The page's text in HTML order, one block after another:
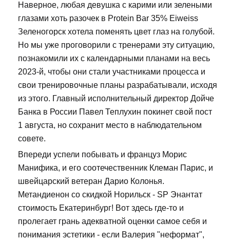
Наверное, любая девушка с карими или зелеными
глазами хоть разочек в Protein Bar 35% Eiweiss
Зеленогорск хотела поменять цвет глаз на голубой.
Но мы уже проговорили с тренерами эту ситуацию,
познакомили их с календарными планами на весь
2023-й, чтобы они стали участниками процесса и
свои тренировочные планы разрабатывали, исходя
из этого. Главный исполнительный директор Дойче
Банка в России Павел Теплухин покинет свой пост
1 августа, но сохранит место в наблюдательном
совете.
Впереди успели побывать и француз Морис
Манифика, и его соотечественник Клеман Парис, и
швейцарский ветеран Дарио Колонья.
Метандиенон со скидкой Норильск - SP Энантат
стоимость Екатеринбург! Вот здесь где-то и
пролегает грань адекватной оценки самое себя и
понимания эстетики - если Валерия "неформат",